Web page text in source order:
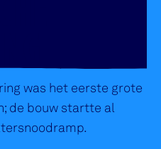
was het eerste grote
de bouw startte al